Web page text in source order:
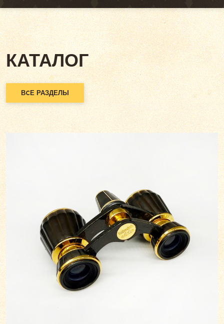
Alternative:
КАТАЛОГ
ВCЕ РАЗДЕЛЫ